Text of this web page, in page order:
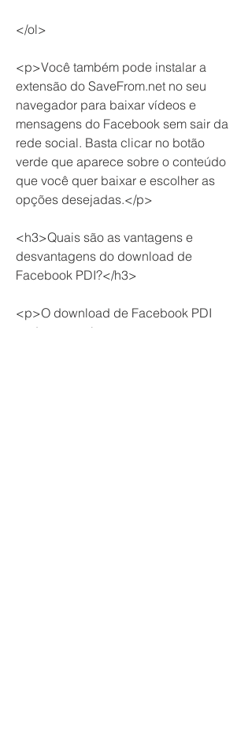
</ol>
<p>Você também pode instalar a
extensão do SaveFrom.net no seu
navegador para baixar vídeos e
mensagens do Facebook sem sair da
rede social. Basta clicar no botão
verde que aparece sobre o conteúdo
que você quer baixar e escolher as
opções desejadas.</p>
<h3>Quais são as vantagens e
desvantagens do download de
Facebook PDI?</h3>
<p>O download de Facebook PDI
pode trazer algumas vantagens e